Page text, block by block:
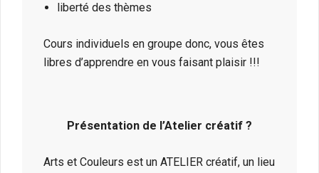
liberté des thèmes
Cours individuels en groupe donc, vous êtes
libres d’apprendre en vous faisant plaisir !!!
Présentation de l’Atelier créatif ?
Arts et Couleurs est un ATELIER créatif, un lieu